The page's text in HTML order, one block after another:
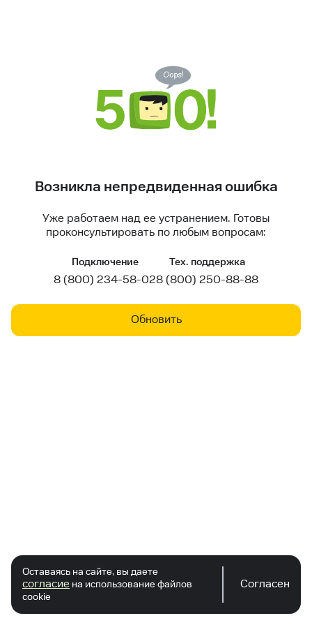
Возникла непредвиденная ошибка
Уже работаем над ее устранением. Готовы
проконсультировать по любым вопросам:
Подключение
8 (800) 234-58-02
Тех. поддержка
8 (800) 250-88-88
Обновить
Оставаясь на сайте, вы даете
согласие на использование файлов
cookie
Согласен